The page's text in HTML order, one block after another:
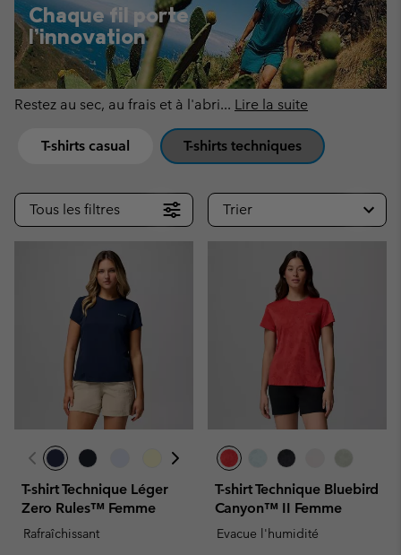
Chaque fil porte
l’innovation
Restez au sec, au frais et à l'abri... Lire la suite
T-shirts casual T-shirts techniques
Tous les filtres Trier
T-shirt Technique Léger
Zero Rules™ Femme
Rafraîchissant
T-shirt Technique Bluebird
Canyon™ II Femme
Evacue l'humidité